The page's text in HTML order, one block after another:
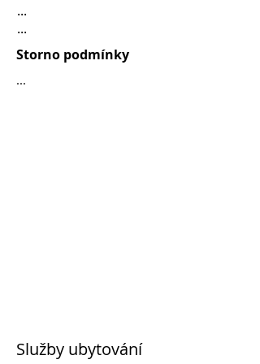
...
...
Storno podmínky
...
Služby ubytování